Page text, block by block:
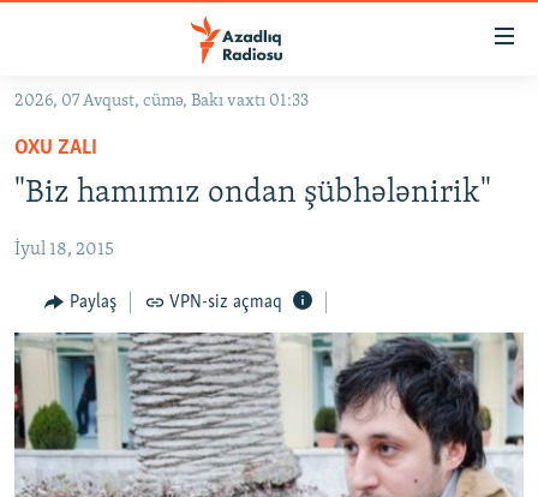
Əsas
qayıt
Əsas
qayıt
#İZAHLA
#ƏSLINDƏ
FƏRQƏ BAX
QANUNI DOĞRU
ARAŞDIRMA
MULTIMEDIA
VIDEO
RADIO ARXIV
2026, 07 Avqust, cümə, Bakı vaxtı 01:33
OXU ZALI
"Biz hamımız ondan şübhələnirik"
İyul 18, 2015
Paylaş VPN-siz açmaq